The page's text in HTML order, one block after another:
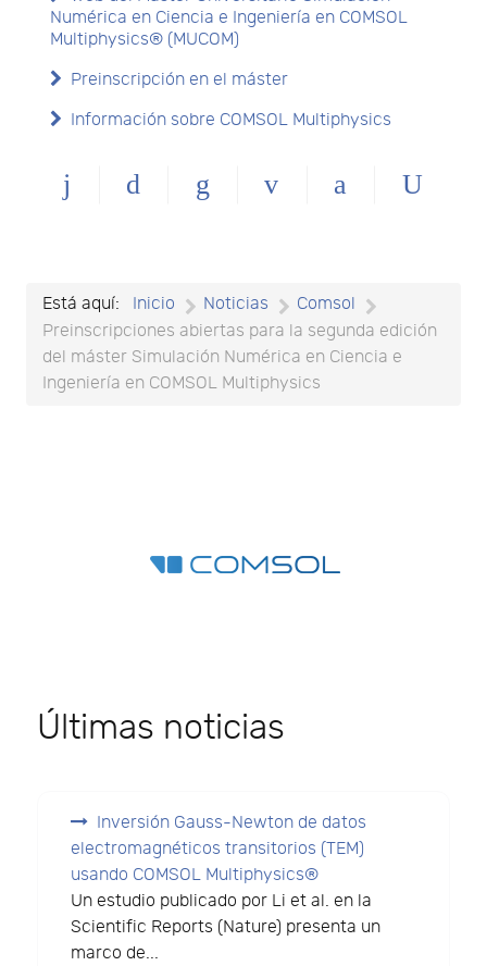
Numérica en Ciencia e Ingeniería en COMSOL
Multiphysics® (MUCOM)
Preinscripción en el máster
Información sobre COMSOL Multiphysics
Está aquí: Inicio Noticias
Comsol
Preinscripciones abiertas para la segunda edición
del máster Simulación Numérica en Ciencia e
Ingeniería en COMSOL Multiphysics
Últimas noticias
Inversión Gauss-Newton de datos
electromagnéticos transitorios (TEM)
usando COMSOL Multiphysics®
Un estudio publicado por Li et al. en la
Scientific Reports (Nature) presenta un
marco de...